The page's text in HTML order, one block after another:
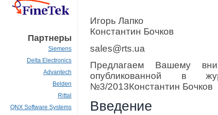
Партнеры
Siemens
Delta Electronics
Advantech
Belden
Rittal
QNX Software Systems
Игорь Лапко
Константин Бочков
sales@rts.ua
Предлагаем Вашему
опубликованной в
№3/2013Константин Бочков
Введение